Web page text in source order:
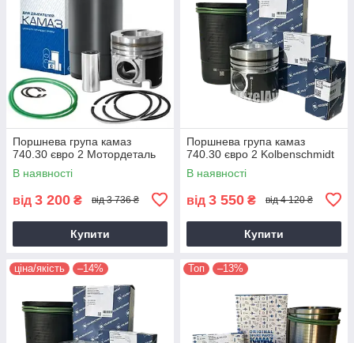
Поршнева група камаз
740.30 євро 2 Мотордеталь
В наявності
від 3 200 ₴ від 3 736 ₴
Купити
Поршнева група камаз
740.30 євро 2 Kolbenschmidt
В наявності
від 3 550 ₴ від 4 120 ₴
Купити
ціна/якість –14% Топ –13%